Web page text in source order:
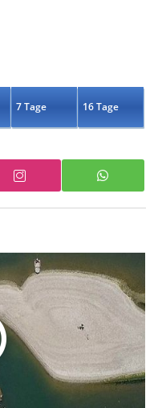
7 Tage 16 Tage